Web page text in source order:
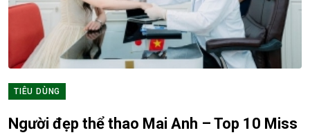
TIÊU DÙNG
Người đẹp thể thao Mai Anh – Top 10 Miss